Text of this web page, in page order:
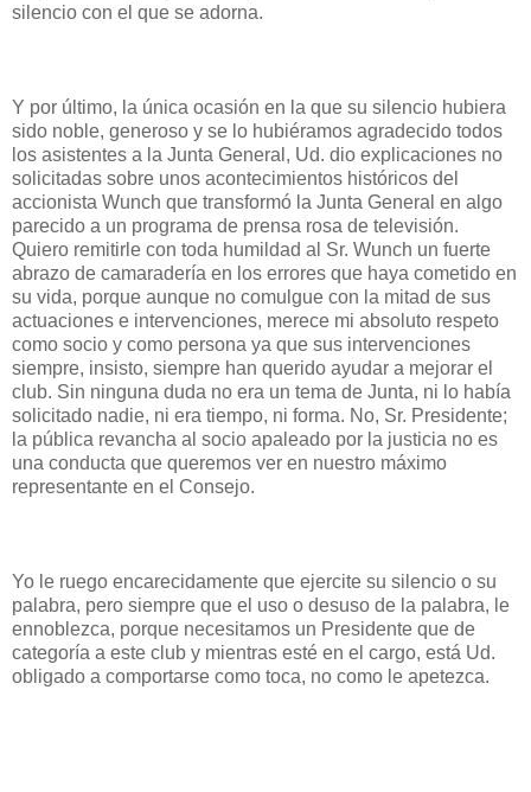
silencio con el que se adorna.
Y por último, la única ocasión en la que su silencio hubiera
sido noble, generoso y se lo hubiéramos agradecido todos
los asistentes a la Junta General, Ud. dio explicaciones no
solicitadas sobre unos acontecimientos históricos del
accionista Wunch que transformó la Junta General en algo
parecido a un programa de prensa rosa de televisión.
Quiero remitirle con toda humildad al Sr. Wunch un fuerte
abrazo de camaradería en los errores que haya cometido en
su vida, porque aunque no comulgue con la mitad de sus
actuaciones e intervenciones, merece mi absoluto respeto
como socio y como persona ya que sus intervenciones
siempre, insisto, siempre han querido ayudar a mejorar el
club. Sin ninguna duda no era un tema de Junta, ni lo había
solicitado nadie, ni era tiempo, ni forma. No, Sr. Presidente;
la pública revancha al socio apaleado por la justicia no es
una conducta que queremos ver en nuestro máximo
representante en el Consejo.
Yo le ruego encarecidamente que ejercite su silencio o su
palabra, pero siempre que el uso o desuso de la palabra, le
ennoblezca, porque necesitamos un Presidente que de
categoría a este club y mientras esté en el cargo, está Ud.
obligado a comportarse como toca, no como le apetezca.